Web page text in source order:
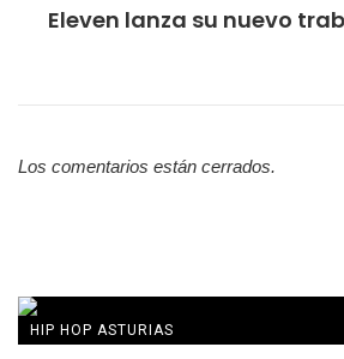
Eleven lanza su nuevo
Los comentarios están cerrados.
HIP HOP ASTURIAS